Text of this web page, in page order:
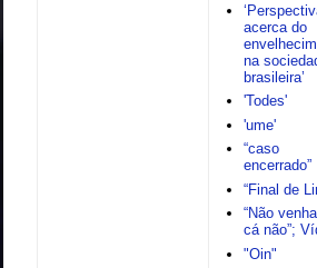
acerca do
na
brasileira’
'Todes'
'ume'
“caso
encerrado”
“Final de
“Não
cá não”;
"Oin"